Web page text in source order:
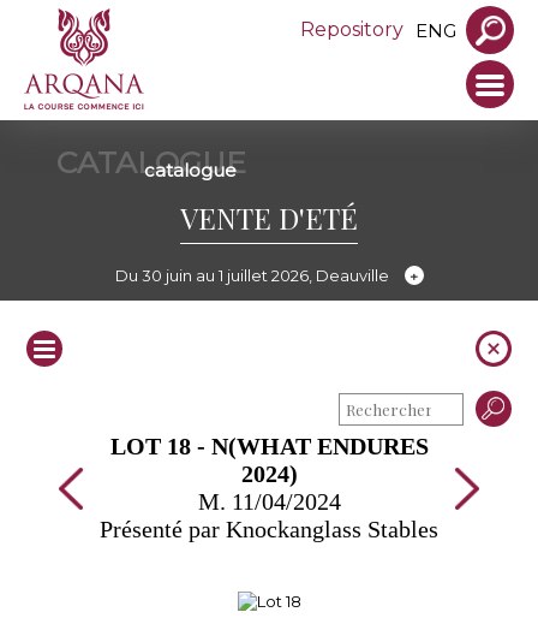
Repository ENG
CATALOGUE
catalogue
VENTE D'ETÉ
Du 30 juin au 1 juillet 2026, Deauville
LOT 18 - N(WHAT ENDURES
2024)
M. 11/04/2024
Présenté par Knockanglass Stables